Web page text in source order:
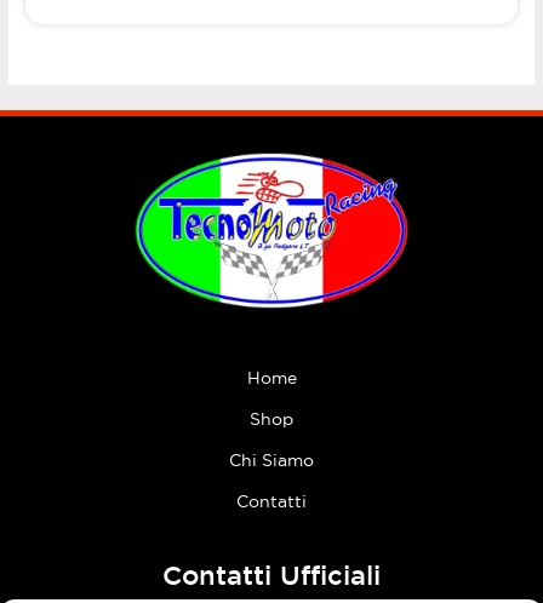
Home
Shop
Chi Siamo
Contatti
Contatti Ufficiali